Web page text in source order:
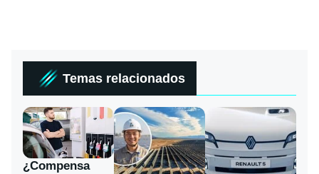
Temas relacionados
¿Compensa